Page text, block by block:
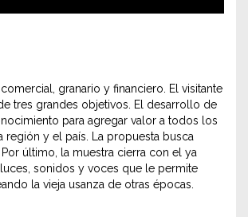
granario y financiero. El visitante
tres grandes objetivos. El desarrollo de
para agregar valor a todos los
y el país. La propuesta busca
último, la muestra cierra con el ya
sonidos y voces que le permite
la vieja usanza de otras épocas.